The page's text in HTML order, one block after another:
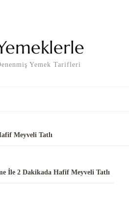
Yemek Tarifleri
Meyveli Tatlı
İle 2 Dakikada Hafif Meyveli Tatlı